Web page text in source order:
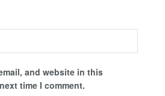
and website in this
time I comment.